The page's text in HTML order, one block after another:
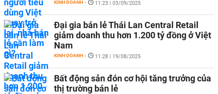
KINH DOANH - 11:23 | 03/09/2025
Đại gia bán lẻ Thái Lan Central Retail
giảm doanh thu hơn 1.200 tỷ đồng ở Việt
Nam
KINH DOANH - 11:28 | 19/08/2025
Bất động sản đón cơ hội tăng trưởng của
thị trường bán lẻ